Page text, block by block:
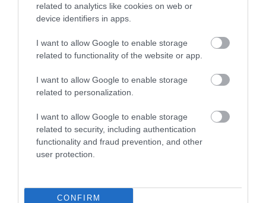
related to analytics like cookies on web or
device identifiers in apps.
I want to allow Google to enable storage
related to functionality of the website or app.
I want to allow Google to enable storage
related to personalization.
I want to allow Google to enable storage
related to security, including authentication
functionality and fraud prevention, and other
user protection.
CONFIRM
Kilátás a Teidére, Tenerife, Spanyolország
Leonid Andronov/Shutterstock
Verónicas Stripa